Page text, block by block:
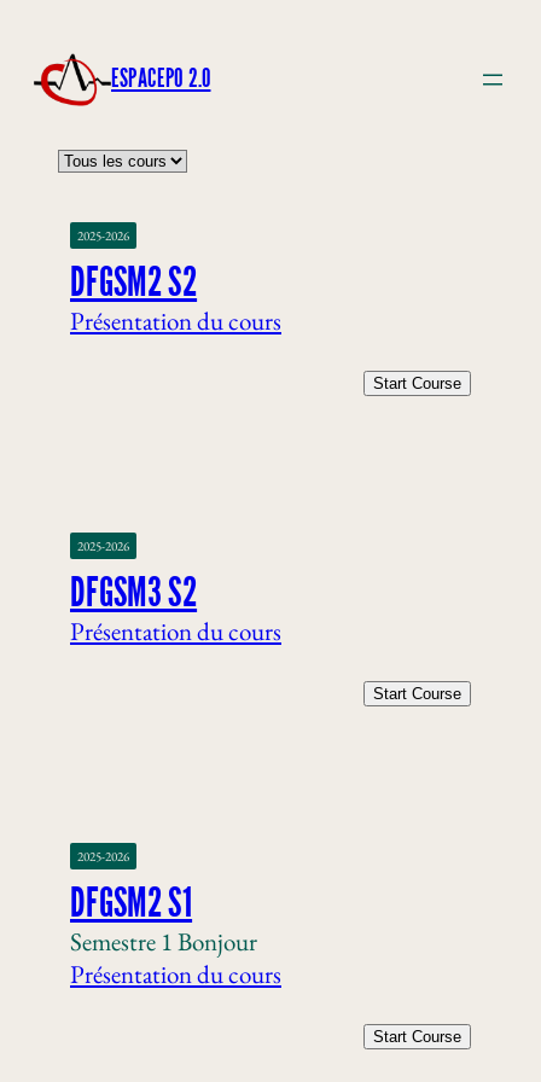
ESPACEPO 2.0
2025-2026
DFGSM2 S2
Présentation du cours
Start Course
2025-2026
DFGSM3 S2
Présentation du cours
Start Course
2025-2026
DFGSM2 S1
Semestre 1 Bonjour
Présentation du cours
Start Course